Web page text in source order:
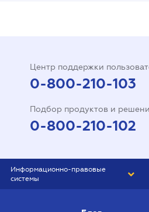
Центр поддержки
0-800-210-103
Подбор продуктов и
0-800-210-102
Информационно-правовые
системы